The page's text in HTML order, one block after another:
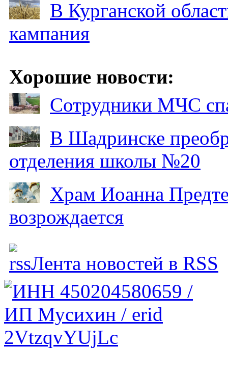
В Курганской
кампания
Хорошие новости:
Сотрудники МЧС
В Шадринске
отделения школы №20
Храм Иоанна
возрождается
Лента новостей в RSS